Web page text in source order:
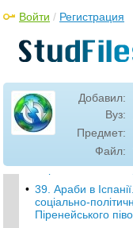
Войти / Регистрация
Добавил:
Вуз:
Предмет:
Файл:
25. Англія в хі – хv
27. Зміст та
• 28. Норманське
на розвиток
29. Особливості
розвитку Англії в
30. Феодальна
Червоної та білої
• 39. Араби в
соціально-
Піренейського